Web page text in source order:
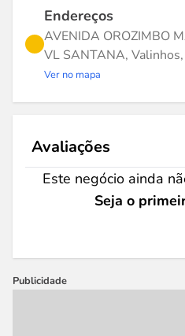
Endereços
AVENIDA OROZIMBO
VL SANTANA,
Ver no mapa
Avaliações
Este negócio ainda
Seja o
Publicidade